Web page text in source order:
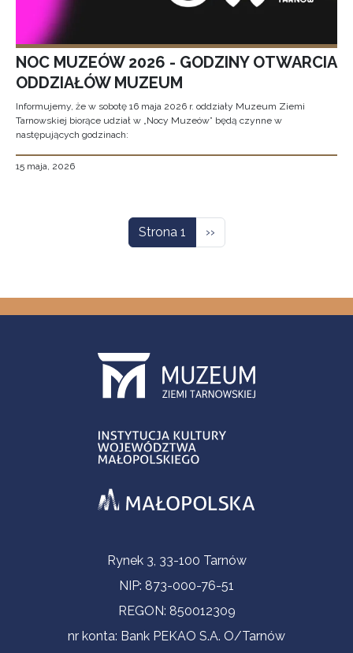
NOC MUZEÓW 2026 - GODZINY OTWARCIA
ODDZIAŁÓW MUZEUM
Informujemy, że w sobotę 16 maja 2026 r. oddziały Muzeum Ziemi
Tarnowskiej biorące udział w „Nocy Muzeów” będą czynne w
następujących godzinach:
15 maja, 2026
Strona 1 Następna strona
››
Informacje kontaktoweRynek 3, 33-100 Tarnów
NIP: 873-000-76-51
REGON: 850012309
nr konta: Bank PEKAO S.A. O/Tarnów